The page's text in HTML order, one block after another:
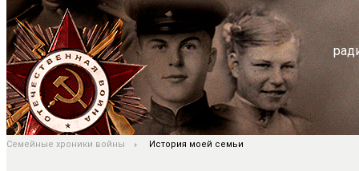
Семейные хроники войны История моей семьи